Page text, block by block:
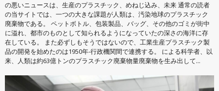
の悪いニュースは、生産のプラスチック、めねじ込み、未来 通常の読者
の当サイトでは、一つの大きな課題が人類は、汚染地球のプラスチック
廃棄物である。 ペットボトル、包装製品、バッグ、その他のゴミが街中
に溢れ、都市のものとして知られるようになっていたの深さの海洋に存
在している。 また必ずしもそうではないので、工業生産プラスチック製
品の開発を始めたのは1950年-行政機関間で連携する。 による科学者、以
来、人類は約63億トンのプラスチック廃棄物量廃棄物を生み出して...